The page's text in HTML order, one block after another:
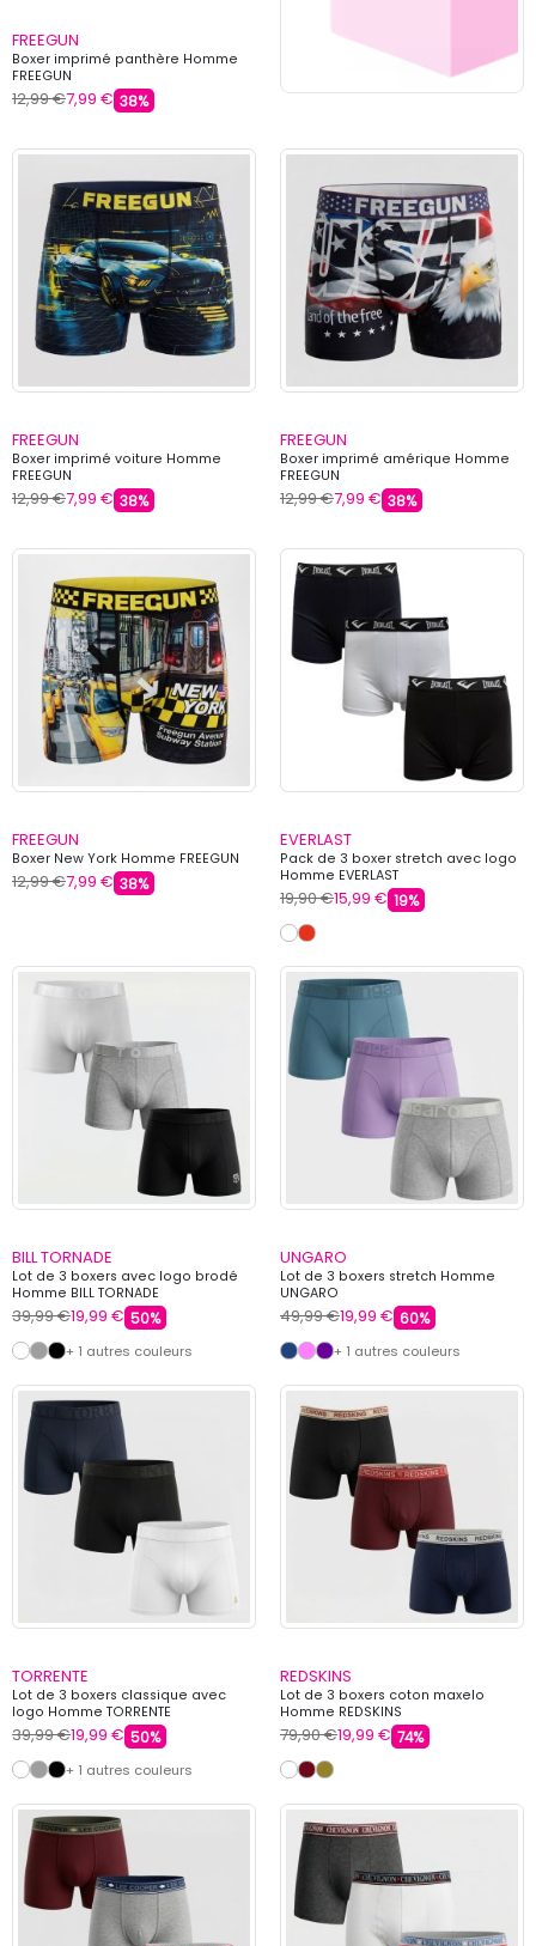
FREEGUN
Boxer imprimé panthère Homme
FREEGUN
12,99 €7,99 € 38%
FREEGUN
Boxer imprimé voiture Homme
FREEGUN
12,99 €7,99 € 38%
FREEGUN
Boxer imprimé amérique Homme
FREEGUN
12,99 €7,99 € 38%
FREEGUN
Boxer New York Homme FREEGUN
12,99 €7,99 € 38%
EVERLAST
Pack de 3 boxer stretch avec logo
Homme EVERLAST
19,90 €15,99 € 19%
BILL TORNADE
Lot de 3 boxers avec logo brodé
Homme BILL TORNADE
39,99 €19,99 € 50%
+ 1 autres couleurs
UNGARO
Lot de 3 boxers stretch Homme
UNGARO
49,99 €19,99 € 60%
+ 1 autres couleurs
TORRENTE
Lot de 3 boxers classique avec
logo Homme TORRENTE
39,99 €19,99 € 50%
+ 1 autres couleurs
REDSKINS
Lot de 3 boxers coton maxelo
Homme REDSKINS
79,90 €19,99 € 74%